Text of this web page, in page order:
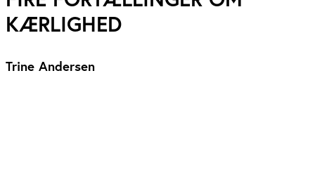
KÆRLIGHED
Trine Andersen